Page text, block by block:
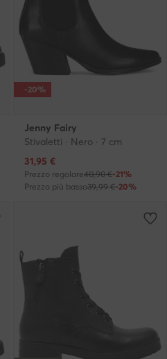
-20%
Jenny Fairy
Stivaletti · Nero · 7 cm
Prezzo attuale
31,95 €
Prezzo regolare40,90 €-21%
Prezzo più basso39,99 €-20%